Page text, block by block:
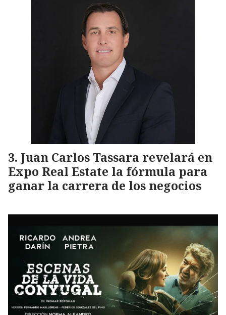
Juan Carlos Tassara revelará en
Expo Real Estate la fórmula para
ganar la carrera de los negocios